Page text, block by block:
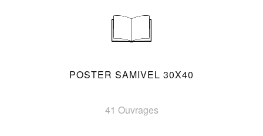
POSTER SAMIVEL 30X40
41 Ouvrages